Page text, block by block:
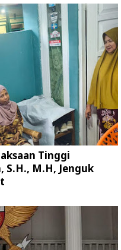
Tinggi
M.H, Jenguk